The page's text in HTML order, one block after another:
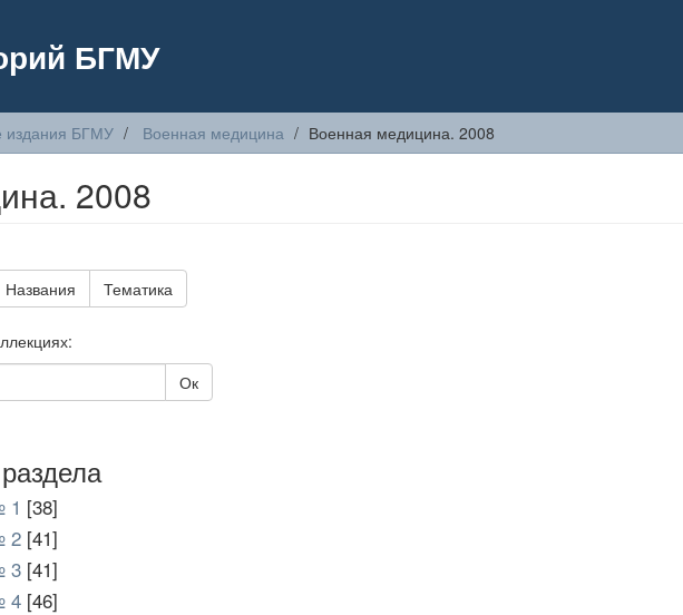
БГМУ
издания БГМУ Военная медицина Военная медицина. 2008
2008
Названия Тематика
Ок
1 [38]
2 [41]
3 [41]
4 [46]